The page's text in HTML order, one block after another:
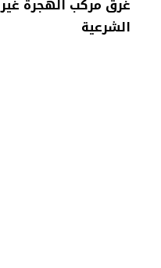
غرق مركب الهجرة غير
الشرعية